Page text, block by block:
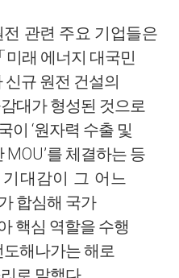
관련 주요 기업들은
「 미래 에너지 대국민
신규 원전 건설의
대가 형성된 것으로
이 ‘원자력 수출 및
MOU’를 체결하는 등
대감이 그 어느
합심해 국가
핵심 역할을 수행
해나가는 해로